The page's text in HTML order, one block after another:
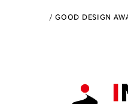
GOOD DESIGN